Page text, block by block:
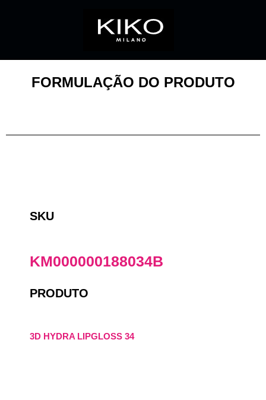
FORMULAÇÃO DO PRODUTO
SKU
KM000000188034B
PRODUTO
3D HYDRA LIPGLOSS 34